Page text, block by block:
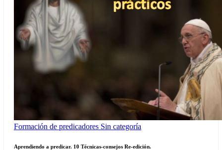
Formación de predicadores Sin categoría
Aprendiendo a predicar. 10 Técnicas-consejos Re-edición.